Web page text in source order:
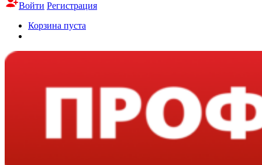
Войти Регистрация
Корзина пуста